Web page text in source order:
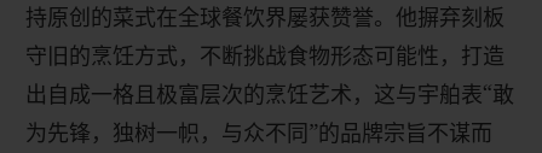
持原创的菜式在全球餐饮界屡获赞誉。他摒弃刻板
守旧的烹饪方式，不断挑战食物形态可能性，打造
出自成一格且极富层次的烹饪艺术，这与宇舶表“敢
为先锋，独树一帜，与众不同”的品牌宗旨不谋而
安全支付
礼品小袋